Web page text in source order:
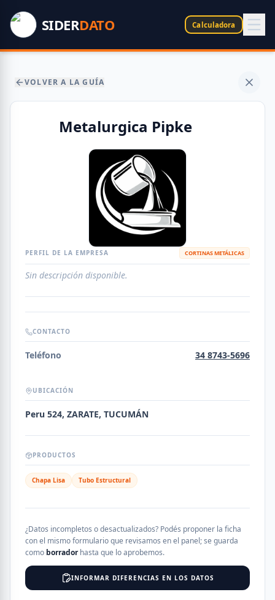
SIDERDATO Calculadora
VOLVER A LA GUÍA
Metalurgica Pipke
PERFIL DE LA EMPRESA CORTINAS METÁLICAS
Sin descripción disponible.
CONTACTO
Teléfono 34 8743-5696
UBICACIÓN
Peru 524, ZARATE, TUCUMÁN
PRODUCTOS
Chapa Lisa Tubo Estructural
¿Datos incompletos o desactualizados? Podés proponer la ficha
con el mismo formulario que revisamos en el panel; se guarda
como borradorhasta que lo aprobemos.
INFORMAR DIFERENCIAS EN LOS DATOS